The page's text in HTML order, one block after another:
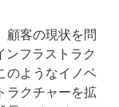
顧客の現状を問
ンフラストラク
のようなイノベ
ラクチャーを拡